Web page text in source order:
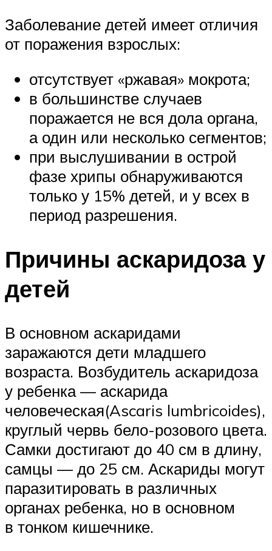
Заболевание детей имеет отличия
от поражения взрослых:
отсутствует «ржавая» мокрота;
в большинстве случаев
поражается не вся дола органа,
а один или несколько сегментов;
при выслушивании в острой
фазе хрипы обнаруживаются
только у 15% детей, и у всех в
период разрешения.
Причины аскаридоза у
детей
В основном аскаридами
заражаются дети младшего
возраста. Возбудитель аскаридоза
у ребенка — аскарида
человеческая(Ascaris lumbricoides),
круглый червь бело-розового цвета.
Самки достигают до 40 см в длину,
самцы — до 25 см. Аскариды могут
паразитировать в различных
органах ребенка, но в основном
в тонком кишечнике.